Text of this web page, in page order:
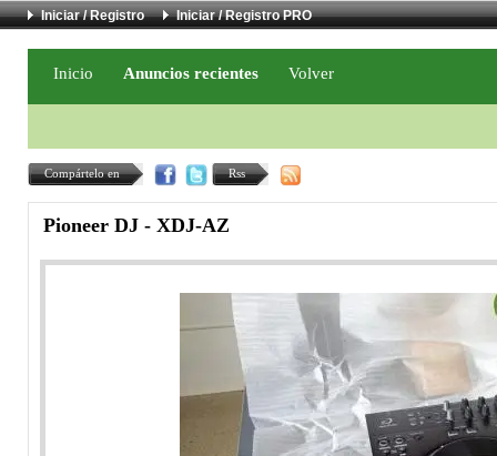
Iniciar / Registro Iniciar / Registro PRO
Inicio Anuncios recientes Volver
Compártelo en Rss
Pioneer DJ - XDJ-AZ